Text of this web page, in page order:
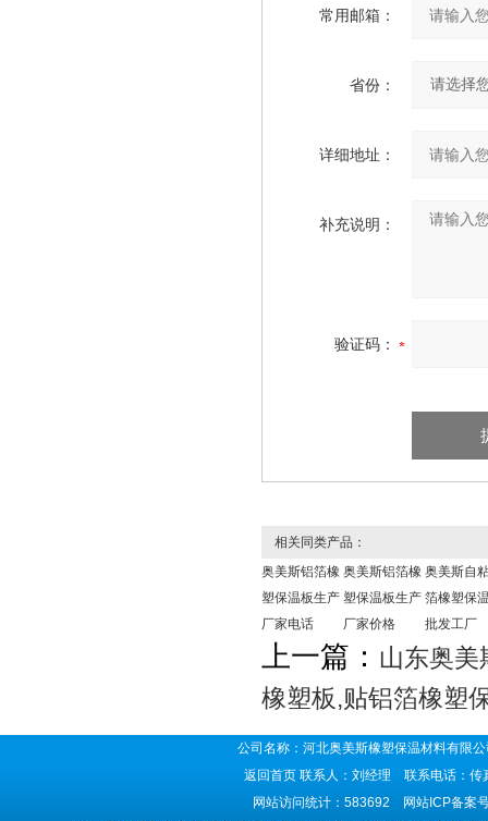
常用邮箱：
省份：
详细地址：
补充说明：
验证码：
相关同类产品：
奥美斯铝箔橡
塑保温板生产
厂家电话
奥美斯铝箔橡
塑保温板生产
厂家价格
奥美斯自
箔橡塑保
批发工厂
上一篇： 山东奥美
橡塑板,贴铝箔橡塑
公司名称：河北奥美斯橡塑保温材料有
返回首页 联系人：刘经理 联系电话：
网站访问统计：583692 网站ICP备案